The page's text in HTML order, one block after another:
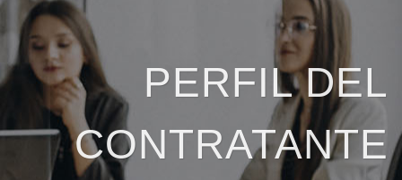
PERFIL DEL
CONTRATANTE